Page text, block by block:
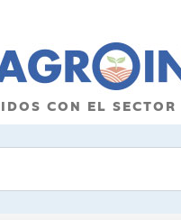
CON EL SECTOR